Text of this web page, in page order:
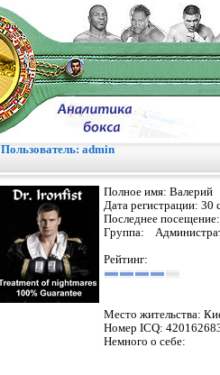
Пользователь: admin
Полное имя: Валерий
Дата регистрации: 30
Последнее
Группа:
Рейтинг:
Место жительства:
Номер ICQ:
Немного о себе: